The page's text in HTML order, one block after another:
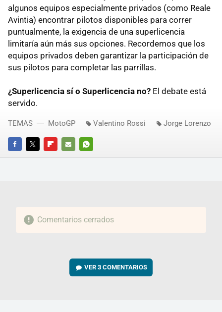
algunos equipos especialmente privados (como Reale
Avintia) encontrar pilotos disponibles para correr
puntualmente, la exigencia de una superlicencia
limitaría aún más sus opciones. Recordemos que los
equipos privados deben garantizar la participación de
sus pilotos para completar las parrillas.
¿Superlicencia sí o Superlicencia no? El debate está
servido.
FACEBOOKTWITTERFLIPBOARD
E-
WHATSAPP
TEMAS MotoGP Valentino Rossi Jorge Lorenzo
Comentarios cerrados
VER3 COMENTARIOS